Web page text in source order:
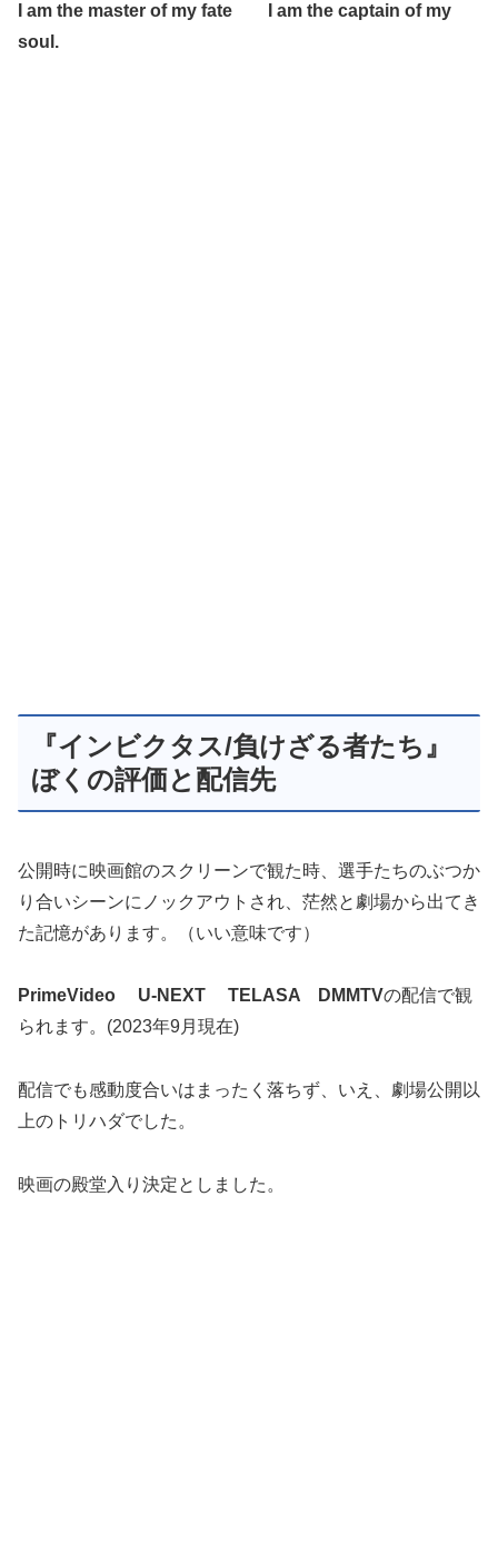
I am the master of my fate I am the captain of my
soul.
『インビクタス/負けざる者たち』
ぼくの評価と配信先
公開時に映画館のスクリーンで観た時、選手たちのぶつか
り合いシーンにノックアウトされ、茫然と劇場から出てき
た記憶があります。（いい意味です）
PrimeVideo U-NEXT TELASA DMMTVの配信で観
られます。(2023年9月現在)
配信でも感動度合いはまったく落ちず、いえ、劇場公開以
上のトリハダでした。
映画の殿堂入り決定としました。